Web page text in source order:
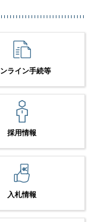
ライン手続等
採用情報
入札情報